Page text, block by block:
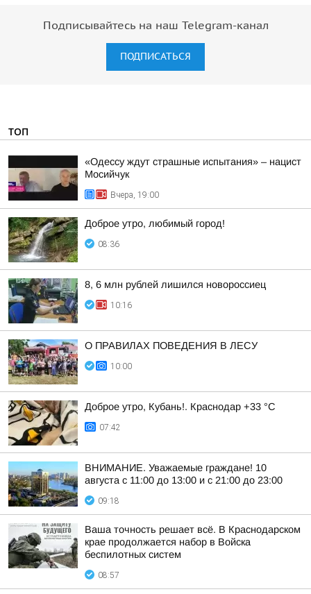
Подписывайтесь на наш Telegram-канал
ПОДПИСАТЬСЯ
ТОП
«Одессу ждут страшные испытания» – нацист
Мосийчук
Вчера, 19:00
Доброе утро, любимый город!
08:36
8, 6 млн рублей лишился новороссиец
10:16
О ПРАВИЛАХ ПОВЕДЕНИЯ В ЛЕСУ
10:00
Доброе утро, Кубань!. Краснодар +33 °С
07:42
ВНИМАНИЕ. Уважаемые граждане! 10
августа с 11:00 до 13:00 и с 21:00 до 23:00
09:18
Ваша точность решает всё. В Краснодарском
крае продолжается набор в Войска
беспилотных систем
08:57